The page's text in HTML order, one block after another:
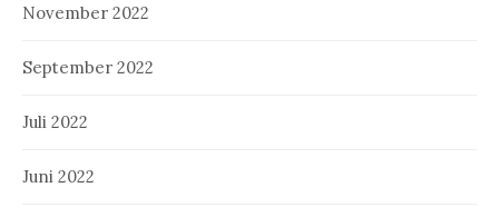
November 2022
September 2022
Juli 2022
Juni 2022